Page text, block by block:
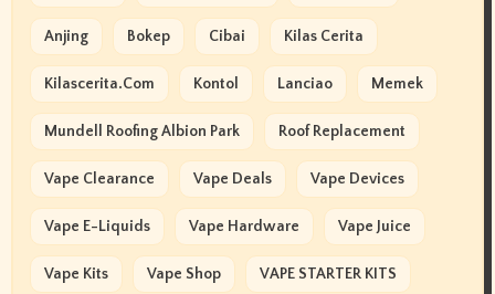
Anjing Bokep Cibai Kilas Cerita
Kilascerita.com Kontol Lanciao Memek
Mundell Roofing Albion Park Roof Replacement
Vape Clearance Vape Deals Vape Devices
Vape E-Liquids Vape Hardware Vape Juice
Vape Kits Vape Shop VAPE STARTER KITS